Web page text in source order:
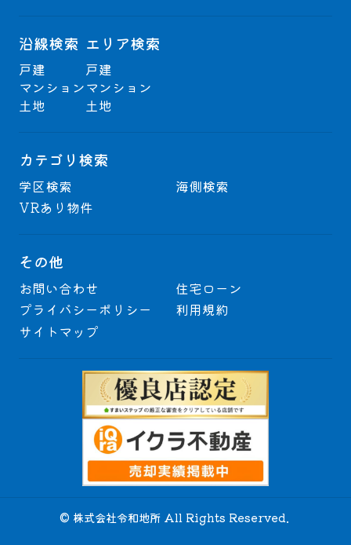
沿線検索
戸建
マンション
土地
エリア検索
戸建
マンション
土地
カテゴリ検索
学区検索
海側検索
VRあり物件
その他
お問い合わせ
住宅ローン
プライバシーポリシー
利用規約
サイトマップ
© 株式会社令和地所 All Rights Reserved.